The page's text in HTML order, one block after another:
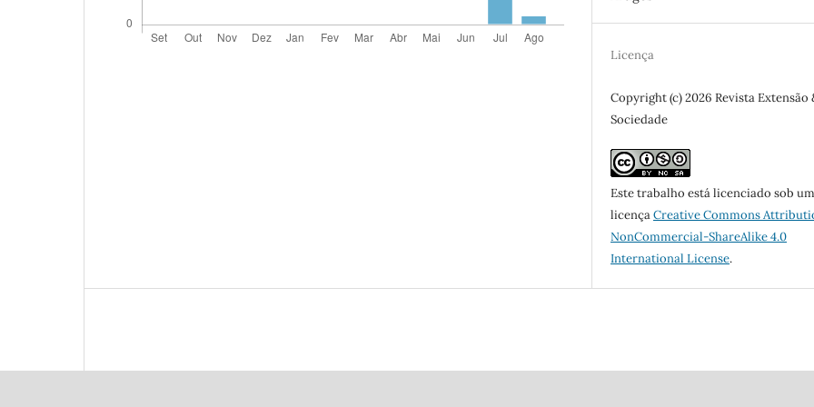
Licença
Copyright (c) 2026 Revista Extensão
Sociedade
Este trabalho está licenciado sob
licençaCreative Commons
NonCommercial-ShareAlike 4.0
International License.